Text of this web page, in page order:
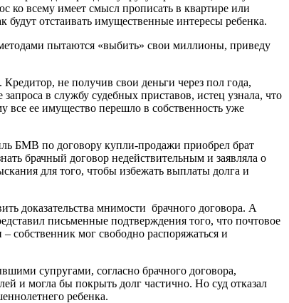
ко всему имеет смысл прописать в квартире или
отстаивать имущественные интересы ребенка.
пытаются «выбить» свои миллионы, приведу
не получив свои деньги через пол года,
в службу судебных приставов, истец узнала, что
все ее имущество перешло в собственность уже
БМВ по договору купли-продажи приобрел брат
брачный договор недействительным и заявляла о
для того, чтобы избежать выплаты долга и
доказательства мнимости брачного договора. А
письменные подтверждения того, что почтовое
собственник мог свободно распоряжаться и
супругами, согласно брачного договора,
и могла бы покрыть долг частично. Но суд отказал
ребенка.